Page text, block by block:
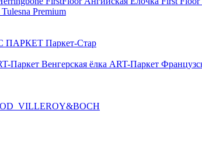
Tulesna Premium
ПАРКЕТ Паркет-Стар
Паркет Венгерская ёлка ART-Паркет
VILLEROY&BOCH